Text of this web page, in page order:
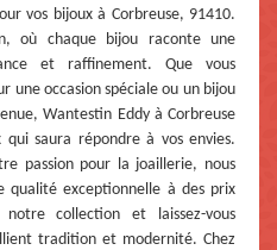
vos bijoux à Corbreuse, 91410.
où chaque bijou raconte une
et raffinement. Que vous
une occasion spéciale ou un bijou
Wantestin Eddy à Corbreuse
saura répondre à vos envies.
passion pour la joaillerie, nous
qualité exceptionnelle à des prix
collection et laissez-vous
tradition et modernité. Chez